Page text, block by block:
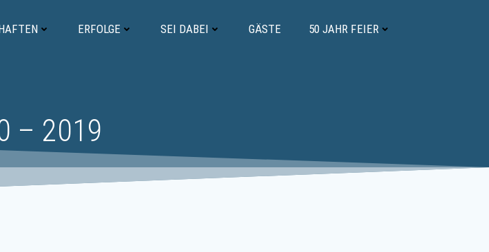
ERFOLGE SEI DABEI GÄSTE 50 JAHR FEIER
– 2019